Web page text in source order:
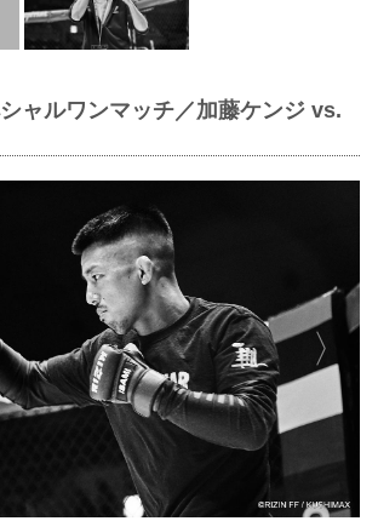
ャルワンマッチ／加藤ケンジ vs.